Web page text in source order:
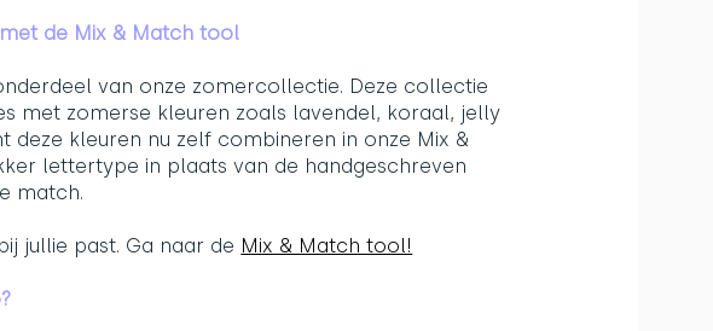
de Mix & Match tool
van onze zomercollectie. Deze collectie
met zomerse kleuren zoals lavendel, koraal, jelly
deze kleuren nu zelf combineren in onze Mix &
lettertype in plaats van de handgeschreven
match.
jullie past. Ga naar de Mix & Match tool!